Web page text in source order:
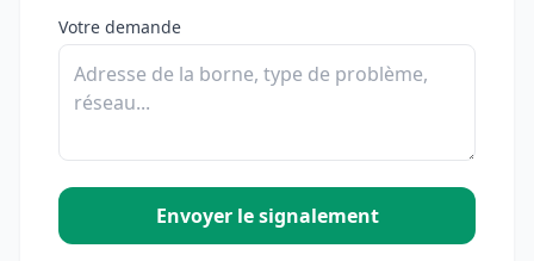
Votre demande
Envoyer le signalement